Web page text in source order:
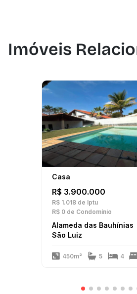
Imóveis
Casa
R$ 3.900.000
R$ 1.018 de Iptu
R$ 0 de Condomínio
Alameda das Bauhínias
São Luiz
450m² 5 4